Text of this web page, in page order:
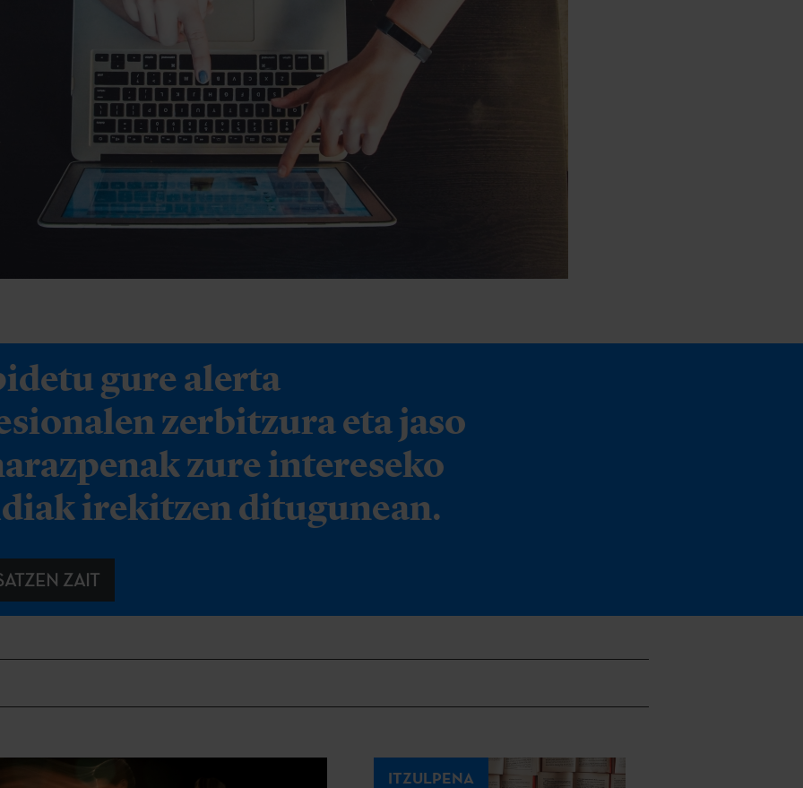
gure alerta
zerbitzura eta jaso
zure intereseko
irekitzen ditugunean.
ZAIT
ITZULPENA